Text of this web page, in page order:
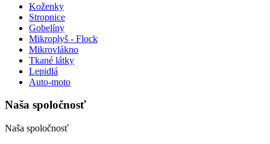
Koženky
Stropnice
Gobelíny
Mikroplyš - Flock
Mikrovlákno
Tkané látky
Lepidlá
Auto-moto
Naša spoločnosť
Naša spoločnosť